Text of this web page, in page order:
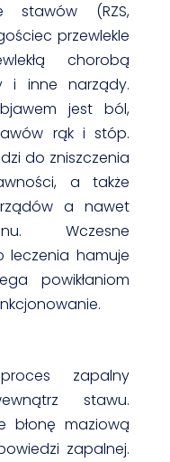
stawów (RZS,
przewlekle
chorobą
i inne narządy.
jest ból,
rąk i stóp.
do zniszczenia
a także
a nawet
Wczesne
leczenia hamuje
powikłaniom
zapalny
stawu.
błonę maziową
zapalnej.